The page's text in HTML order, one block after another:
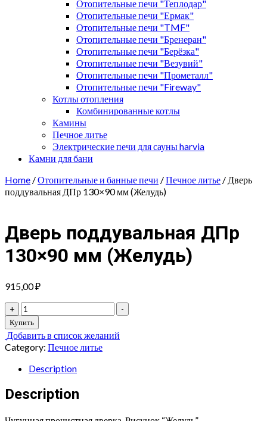
Отопительные печи "Теплодар"
Отопительные печи "Ермак"
Отопительные печи "TMF"
Отопительные печи "Бренеран"
Отопительные печи "Берёзка"
Отопительные печи "Везувий"
Отопительные печи "Прометалл"
Отопительные печи "Fireway"
Котлы отопления
Комбинированные котлы
Камины
Печное литье
Электрические печи для сауны harvia
Камни для бани
Home /Отопительные и банные печи /Печное литье / Дверь
поддувальная ДПр 130×90 мм (Желудь)
Дверь поддувальная ДПр
130×90 мм (Желудь)
915,00₽
+
Дверь
поддувальная
ДПр
130x90
мм
(Желудь)
-
Купить
Добавить в список желаний
Category: Печное литье
Description
Description